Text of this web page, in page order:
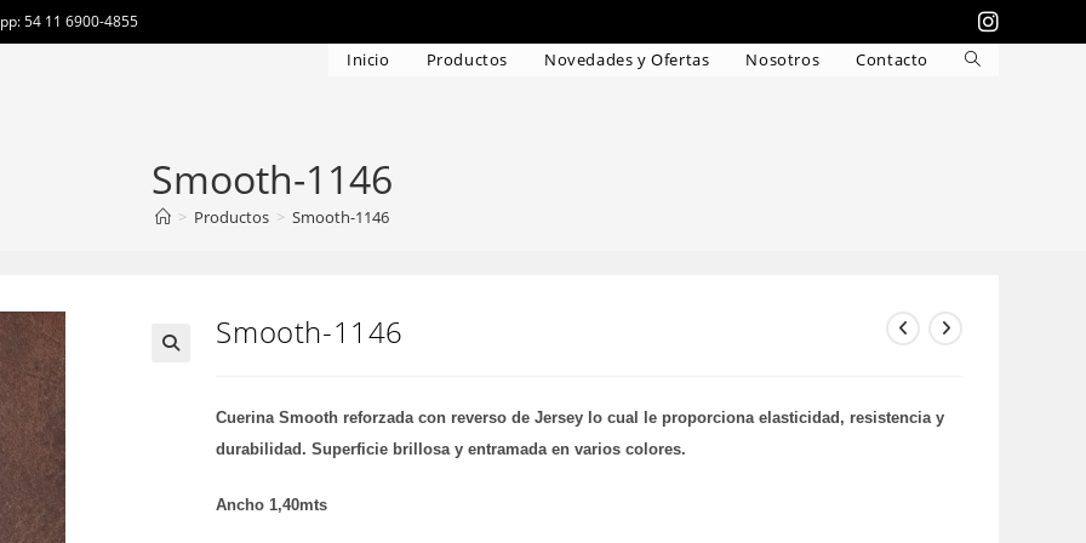
54 11 6900-4855
Inicio Productos Novedades y Ofertas Nosotros Contacto
Alternar
Smooth-1146
> Productos > Smooth-1146
Smooth-1146
Cuerina Smooth reforzada con reverso de Jersey lo cual le proporciona elasticidad, resistencia y
durabilidad. Superficie brillosa y entramada en varios colores.
Ancho 1,40mts